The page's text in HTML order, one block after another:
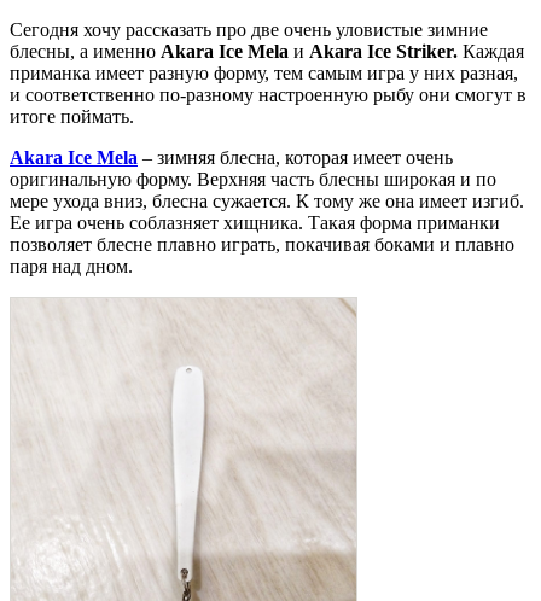
Сегодня хочу рассказать про две очень уловистые зимние
блесны, а именно Akara Ice Mela и Akara Ice Striker. Каждая
приманка имеет разную форму, тем самым игра у них разная,
и соответственно по-разному настроенную рыбу они смогут в
итоге поймать.
Akara Ice Mela – зимняя блесна, которая имеет очень
оригинальную форму. Верхняя часть блесны широкая и по
мере ухода вниз, блесна сужается. К тому же она имеет изгиб.
Ее игра очень соблазняет хищника. Такая форма приманки
позволяет блесне плавно играть, покачивая боками и плавно
паря над дном.